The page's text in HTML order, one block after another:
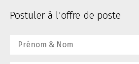
Postuler à l'offre de poste